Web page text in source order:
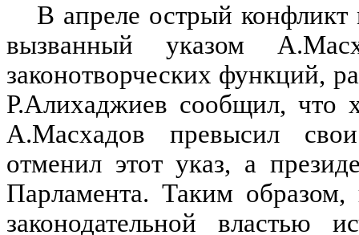
В апреле острый
вызванный указом
законотворческих функций,
Р.Алихаджиев сообщил, что
А.Масхадов превысил
отменил этот указ, а
Парламента. Таким
законодательной